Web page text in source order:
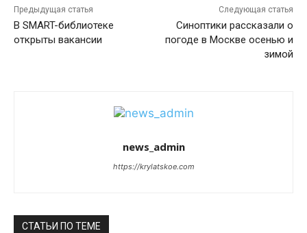
Предыдущая статья
В SMART-библиотеке
открыты вакансии
Следующая статья
Синоптики рассказали о
погоде в Москве осенью и
зимой
news_admin
https://krylatskoe.com
СТАТЬИ ПО ТЕМЕ